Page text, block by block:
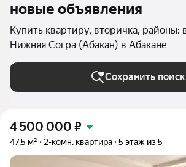
новые объявления
Купить квартиру, вторичка,
Нижняя Согра (Абакан) в Абакане
Сохранить поиск
4 500 000 ₽
47,5 м² 2-комн. квартира 5 этаж из 5